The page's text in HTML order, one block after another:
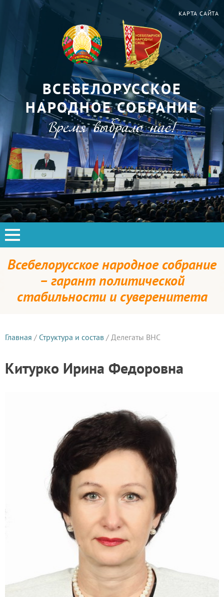
КАРТА САЙТА
ВСЕБЕЛОРУССКОЕ
НАРОДНОЕ СОБРАНИЕ
Время выбрало нас!
Всебелорусское народное собрание
– гарант политической
стабильности и суверенитета
Главная / Структура и состав / Делегаты ВНС
Китурко Ирина Федоровна